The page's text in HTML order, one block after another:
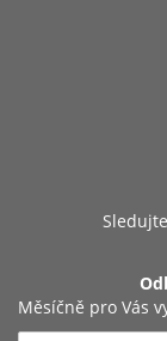
Měsíčně pro Vás